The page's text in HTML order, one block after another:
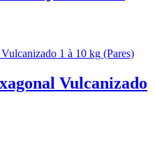
Vulcanizado